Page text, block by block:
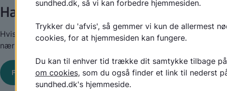
Har du brug for akut hjælp?
Hvis du har brug for akut hjælp, skal du kontakte 112, egen
nærmeste psykiatriske akutmodtagelse.
Find akut hjælp